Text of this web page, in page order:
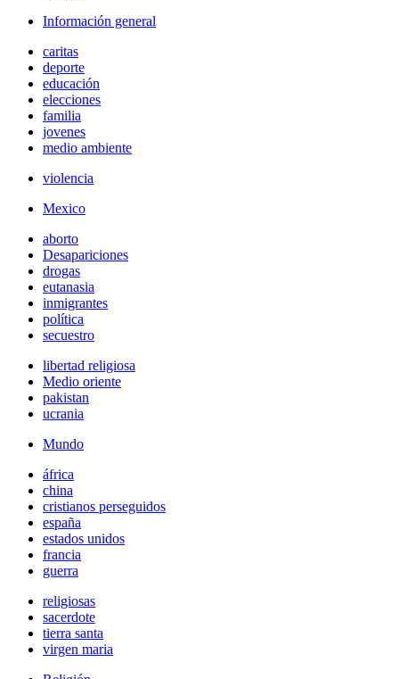
Información general
caritas
deporte
educación
elecciones
familia
jovenes
medio ambiente
violencia
Mexico
aborto
Desapariciones
drogas
eutanasia
inmigrantes
política
secuestro
libertad religiosa
Medio oriente
pakistan
ucrania
Mundo
áfrica
china
cristianos perseguidos
españa
estados unidos
francia
guerra
religiosas
sacerdote
tierra santa
virgen maria